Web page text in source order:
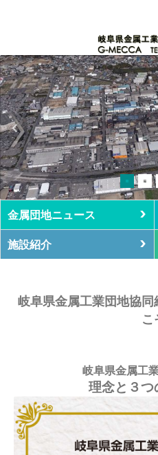
金属団地ニュース
施設紹介
岐阜県金属工業団地協同
こ
岐阜県金属工
理念と３つ